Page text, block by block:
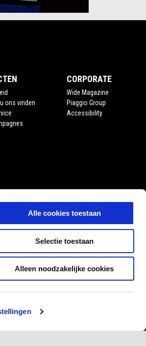
Alle cookies toestaan
Selectie toestaan
Alleen noodzakelijke cookies
ons vinden
CORPORATE
Wide Magazine
Piaggio Group
Accessibility